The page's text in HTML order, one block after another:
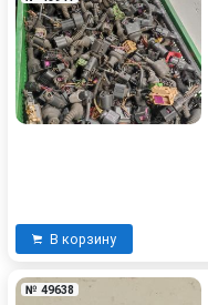
В корзину
№ 49638